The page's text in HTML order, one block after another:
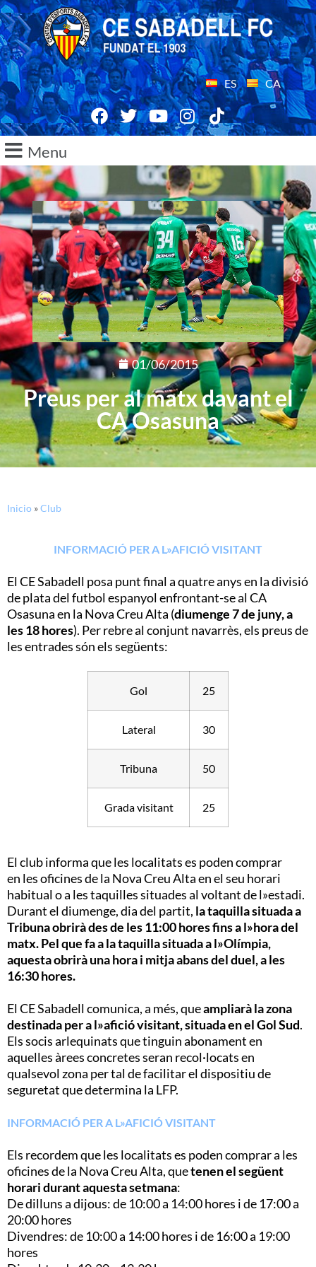
ES CA
Menu
01/06/2015
Preus per al matx davant el
CA Osasuna
Inicio »Club
INFORMACIÓ PER A L»AFICIÓ VISITANT
El CE Sabadell posa punt final a quatre anys en la divisió
de plata del futbol espanyol enfrontant-se al CA
Osasuna en la Nova Creu Alta (diumenge 7 de juny, a
les 18 hores). Per rebre al conjunt navarrès, els preus de
les entrades són els següents:
Gol 25
Lateral 30
Tribuna 50
Grada visitant 25
El club informa que les localitats es poden comprar
en les oficines de la Nova Creu Alta en el seu horari
habitual o a les taquilles situades al voltant de l»estadi.
Durant el diumenge, dia del partit, la taquilla situada a
Tribuna obrirà des de les 11:00 hores fins a l»hora del
matx. Pel que fa a la taquilla situada a l»Olímpia,
aquesta obrirà una hora i mitja abans del duel, a les
16:30 hores.
El CE Sabadell comunica, a més, queampliarà la zona
destinada per a l»afició visitant, situada en el Gol Sud.
Els socis arlequinats que tinguin abonament en
aquelles àrees concretes seran recol·locats en
qualsevol zona per tal de facilitar el dispositiu de
seguretat que determina la LFP.
INFORMACIÓ PER A L»AFICIÓ VISITANT
Els recordem que les localitats es poden comprar a les
oficines de la Nova Creu Alta, quetenen el següent
horari durant aquesta setmana:
De dilluns a dijous: de 10:00 a 14:00 hores i de 17:00 a
20:00 hores
Divendres: de 10:00 a 14:00 hores i de 16:00 a 19:00
hores